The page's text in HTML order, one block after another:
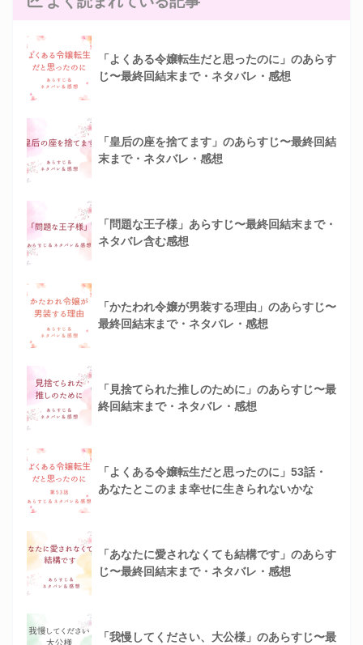
「よくある令嬢転生だと思ったのに」のあらす
じ〜最終回結末まで・ネタバレ・感想
「皇后の座を捨てます」のあらすじ〜最終回結
末まで・ネタバレ・感想
「問題な王子様」あらすじ〜最終回結末まで・
ネタバレ含む感想
「かたわれ令嬢が男装する理由」のあらすじ〜
最終回結末まで・ネタバレ・感想
「見捨てられた推しのために」のあらすじ〜最
終回結末まで・ネタバレ・感想
「よくある令嬢転生だと思ったのに」53話・
あなたとこのまま幸せに生きられないかな
「あなたに愛されなくても結構です」のあらす
じ〜最終回結末まで・ネタバレ・感想
「我慢してください、大公様」のあらすじ〜最